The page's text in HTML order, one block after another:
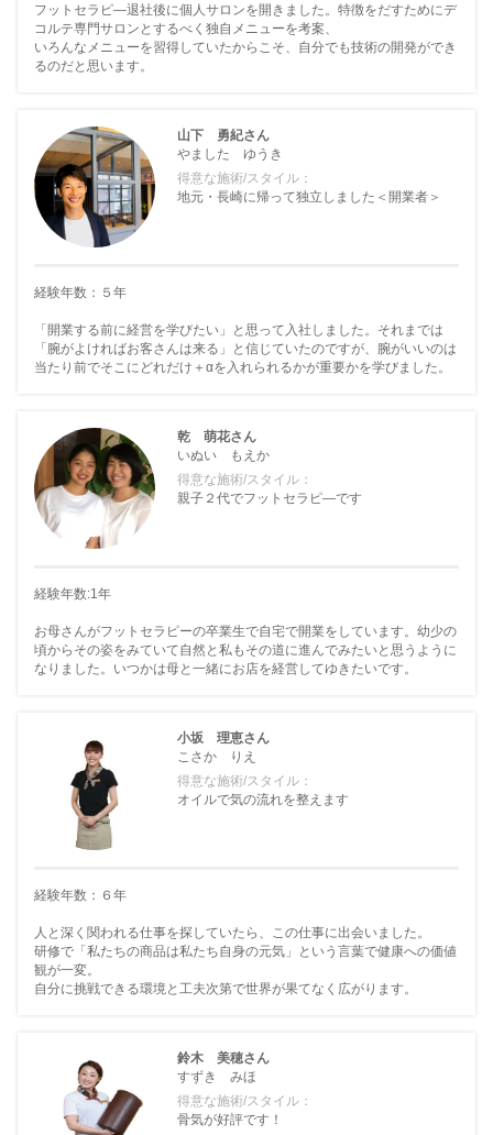
フットセラピ―退社後に個人サロンを開きました。特徴をだすためにデ
コルテ専門サロンとするべく独自メニューを考案、
いろんなメニューを習得していたからこそ、自分でも技術の開発ができ
るのだと思います。
山下 勇紀さん
やました ゆうき
得意な施術/スタイル：
地元・長崎に帰って独立しました＜開業者＞
経験年数：５年
「開業する前に経営を学びたい」と思って入社しました。それまでは
「腕がよければお客さんは来る」と信じていたのですが、腕がいいのは
当たり前でそこにどれだけ＋αを入れられるかが重要かを学びました。
乾 萌花さん
いぬい もえか
得意な施術/スタイル：
親子２代でフットセラピ―です
経験年数:1年
お母さんがフットセラピーの卒業生で自宅で開業をしています。幼少の
頃からその姿をみていて自然と私もその道に進んでみたいと思うように
なりました。いつかは母と一緒にお店を経営してゆきたいです。
小坂 理恵さん
こさか りえ
得意な施術/スタイル：
オイルで気の流れを整えます
経験年数：６年
人と深く関われる仕事を探していたら、この仕事に出会いました。
研修で「私たちの商品は私たち自身の元気」という言葉で健康への価値
観が一変。
自分に挑戦できる環境と工夫次第で世界が果てなく広がります。
鈴木 美穂さん
すずき みほ
得意な施術/スタイル：
骨気が好評です！